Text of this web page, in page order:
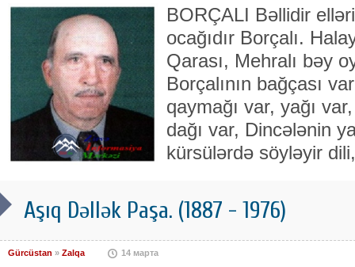
BORÇALI Bəllidir
ocağıdır Borçalı.
Qarası, Mehralı bəy
Borçalının bağçası
qaymağı var, yağı
dağı var, Dincələnin
kürsülərdə söyləyir
Aşıq Dəllək Paşa. (1887 - 1976)
Gürcüstan » Zalqa 14 марта